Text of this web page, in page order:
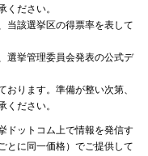
ください。
当該選挙区の得票率を表して
選挙管理委員会発表の公式デ
ります。準備が整い次第、
ください。
ドットコム上で情報を発信す
とに同一価格）でご提供して